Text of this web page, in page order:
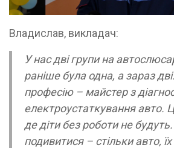
Владислав, викладач:
У нас дві групи на
раніше була одна, а зараз
професію – майстер з
електроустаткування авто.
де діти без роботи не
подивитися – стільки авто,